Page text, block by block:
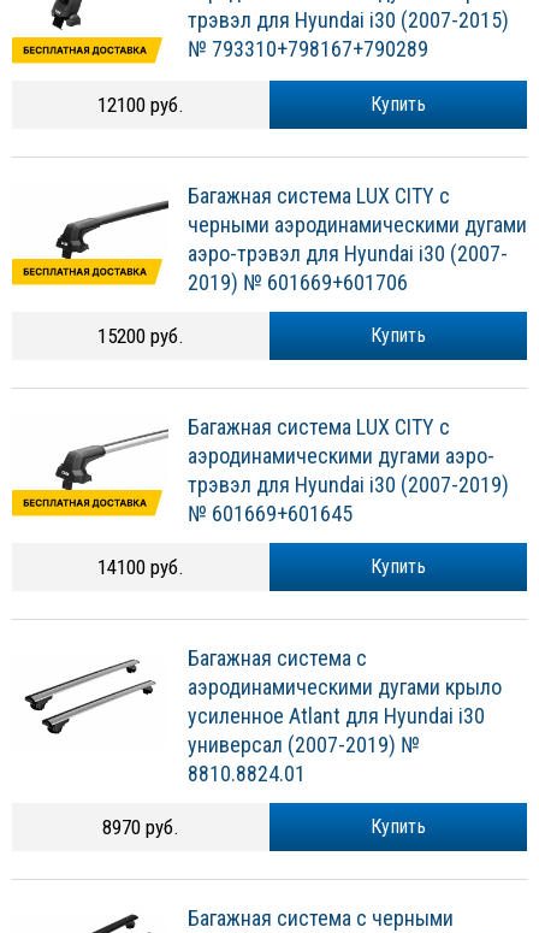
трэвэл для Hyundai i30 (2007-2015)
№ 793310+798167+790289
Купить
12100 руб.
Багажная система LUX CITY с
черными аэродинамическими дугами
аэро-трэвэл для Hyundai i30 (2007-
2019) № 601669+601706
Купить
15200 руб.
Багажная система LUX CITY с
аэродинамическими дугами аэро-
трэвэл для Hyundai i30 (2007-2019)
№ 601669+601645
Купить
14100 руб.
Багажная система с
аэродинамическими дугами крыло
усиленное Atlant для Hyundai i30
универсал (2007-2019) №
8810.8824.01
Купить
8970 руб.
Багажная система с черными